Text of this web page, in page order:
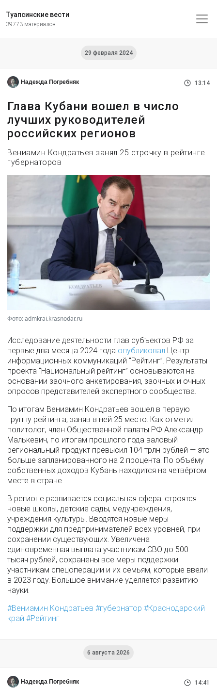
Туапсинские вести
39773 материалов
29 февраля 2024
Надежда Погребняк 13:14
Глава Кубани вошел в число
лучших руководителей
российских регионов
Вениамин Кондратьев занял 25 строчку в рейтинге
губернаторов
Фото: admkrai.krasnodar.ru
Исследование деятельности глав субъектов РФ за
первые два месяца 2024 года опубликовал Центр
информационных коммуникаций “Рейтинг”. Результаты
проекта “Национальный рейтинг” основываются на
основании заочного анкетирования, заочных и очных
опросов представителей экспертного сообщества.
По итогам Вениамин Кондратьев вошел в первую
группу рейтинга, заняв в ней 25 место. Как отметил
политолог, член Общественной палаты РФ Александр
Малькевич, по итогам прошлого года валовый
региональный продукт превысил 104 трлн рублей — это
больше запланированного на 2 процента. По объёму
собственных доходов Кубань находится на четвёртом
месте в стране.
В регионе развивается социальная сфера: строятся
новые школы, детские сады, медучреждения,
учреждения культуры. Вводятся новые меры
поддержки для предпринимателей всех уровней, при
сохранении существующих. Увеличена
единовременная выплата участникам СВО до 500
тысяч рублей, сохранены все меры поддержки
участникам спецоперации и их семьям, которые ввели
в 2023 году. Большое внимание уделяется развитию
науки.
Вениамин Кондратьев
губернатор
Краснодарский
край
Рейтинг
6 августа 2026
Надежда Погребняк 14:41